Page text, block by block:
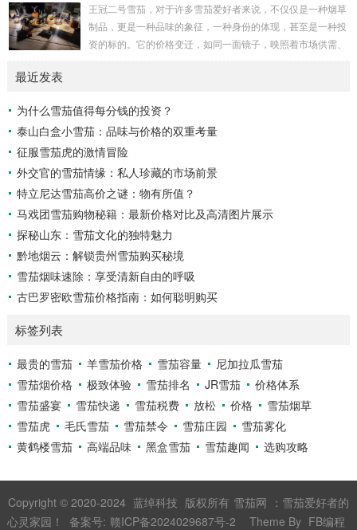
而，在上海，这种传统符号被赋予了更多维度的意义。上海的
雪茄市场不仅仅是商品的交换平台，它更像是一个社交的场
域，是精英人士心灵的栖息之地，是文化传承与创新的纽...
王冠二号雪茄，对于许多雪茄爱好者来说，不仅仅是一种烟草
制品，更是一种品味的象征，一种身份的体现，甚至是一种投
资的标的。它的价格变迁，如同一面镜子，映照着市场供需、
多方面的。原材料成本是基础。优质烟叶的种植、采摘、发酵
和醇化都需要耗费大量的人力物力，气候变化、病虫害等自然
因素也可能影响烟叶的产量和质量，进而影响雪茄的...
最近发表
为什么雪茄值得每分钱的投资？
泰山白盒小雪茄：品味与价格的双重考量
征服雪茄虎的激情冒险
外交官的雪茄情缘：私人珍藏的市场前景
特立尼达雪茄高价之谜：物有所值？
马戏团雪茄购物秘籍：最新价格对比及高清图片展示
探秘山东：雪茄文化的独特魅力
黔地烟云：解锁贵州雪茄购买秘境
雪茄烟味速除：享受清新自由的呼吸
古巴罗密欧雪茄价格指南：如何聪明购买
标签列表
最贵的雪茄 羊雪茄价格 雪茄容量
尼加拉瓜雪茄
雪茄烟价格
极致体验 雪茄排名 JR雪茄
价格体系
雪茄盛宴
雪茄快递 雪茄税费 放松 价格
雪茄烟草
雪茄虎
毛氏雪茄 雪茄禁令 雪茄庄园
雪茄雾化
黄鹤楼雪茄
高端品味 黑盒雪茄 雪茄趣闻 选购攻略
Copyright © 2020-2024 蓝绰科技 版权所有 雪茄网 ：雪茄爱好者的
心灵家园！ 备案号: 赣ICP备2024029687号-2 Theme By FB编程